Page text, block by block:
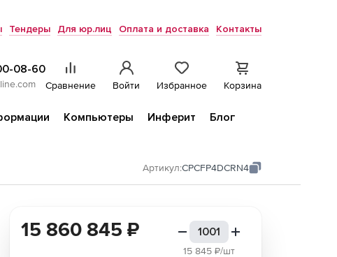
Тендеры Для юр.лиц Оплата и доставка Контакты
08-60
Сравнение Войти Избранное Корзина
Компьютеры Инферит
Блог
Артикул:CPCFP4DCRN4
15 860 845 ₽
15 845 ₽/шт